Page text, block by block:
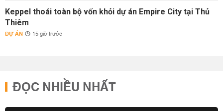
Keppel thoái toàn bộ vốn khỏi dự án Empire City tại Thủ
Thiêm
DỰ ÁN 15 giờ trước
ĐỌC NHIỀU NHẤT